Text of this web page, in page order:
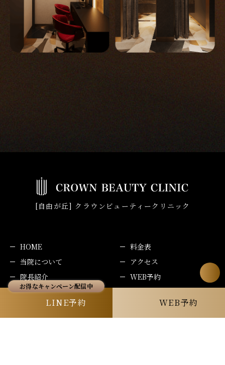
LINE予約 WEB予約
[自由が丘] クラウンビューティークリニック
HOME
当院について
院長紹介
施術メニュー
料金表
アクセス
WEB予約
キャンペーン